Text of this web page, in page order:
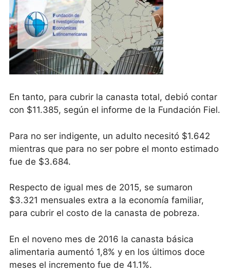
En tanto, para cubrir la canasta total, debió contar
con $11.385, según el informe de la Fundación Fiel.
Para no ser indigente, un adulto necesitó $1.642
mientras que para no ser pobre el monto estimado
fue de $3.684.
Respecto de igual mes de 2015, se sumaron
$3.321 mensuales extra a la economía familiar,
para cubrir el costo de la canasta de pobreza.
En el noveno mes de 2016 la canasta básica
alimentaria aumentó 1,8% y en los últimos doce
meses el incremento fue de 41.1%.